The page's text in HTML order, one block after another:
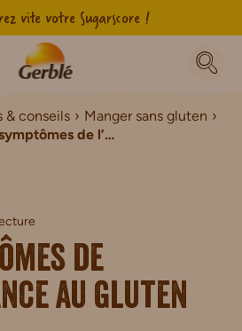
vite votre Sugarscore !
& conseils
Manger sans gluten
Les symptômes de l’intolérance au gluten
de
au gluten